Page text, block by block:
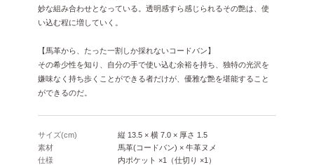
妙な組み合わせとなっている。透明感すら感じられるその艶は、使
い込む程に増していく。
【馬革から、たった一割しか採れないコードバン】
その希少性を知り、自分の手で使い込む余裕を持ち、独特の光沢を
嫌味なく持ち歩くことができる者だけが、優雅な艶を堪能すること
ができるのだ。
サイズ(cm)
縦 13.5 × 横 7.0 × 厚さ 1.5
素材
馬革(コードバン) × 牛革ヌメ
仕様
内ポケット ×1（仕切り ×1）